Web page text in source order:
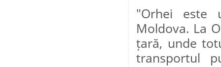
"Orhei este
Moldova. La
țară, unde
transportul